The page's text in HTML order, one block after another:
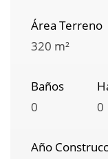
Área Terreno
320 m²
Baños
0
0
Año